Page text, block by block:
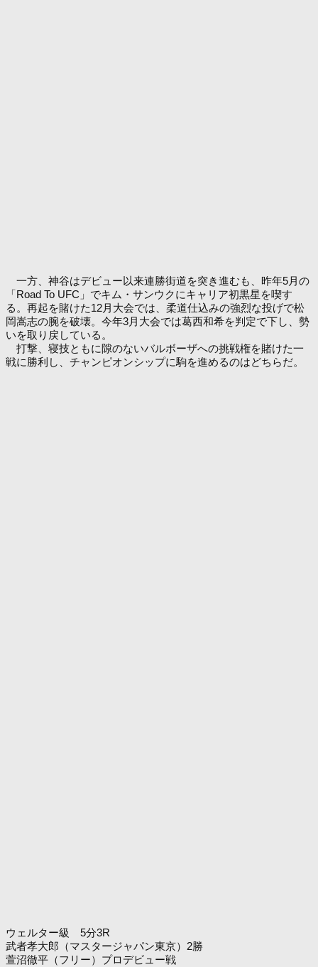
一方、神谷はデビュー以来連勝街道を突き進むも、昨年5月の
「Road To UFC」でキム・サンウクにキャリア初黒星を喫す
る。再起を賭けた12月大会では、柔道仕込みの強烈な投げで松
岡嵩志の腕を破壊。今年3月大会では葛西和希を判定で下し、勢
いを取り戻している。
打撃、寝技ともに隙のないバルボーザへの挑戦権を賭けた一
戦に勝利し、チャンピオンシップに駒を進めるのはどちらだ。
ウェルター級 5分3R
武者孝大郎（マスタージャパン東京）2勝
萱沼徹平（フリー）プロデビュー戦